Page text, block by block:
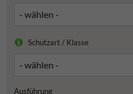
Schutzart / Klasse
Ausführung